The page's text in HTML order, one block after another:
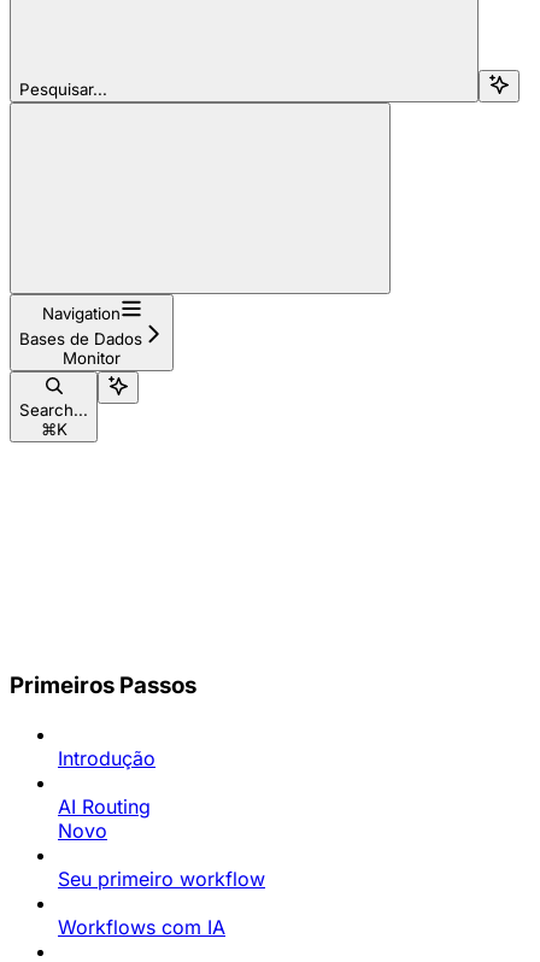
Pesquisar...
Navigation
Bases de Dados
Monitor
Search...
⌘K
Primeiros Passos
Introdução
AI Routing
Novo
Seu primeiro workflow
Workflows com IA